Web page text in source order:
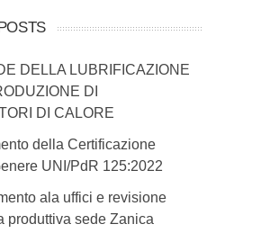
DELLA LUBRIFICAZIONE
DI
DI CALORE
della Certificazione
UNI/PdR 125:2022
ala uffici e revisione
produttiva sede Zanica